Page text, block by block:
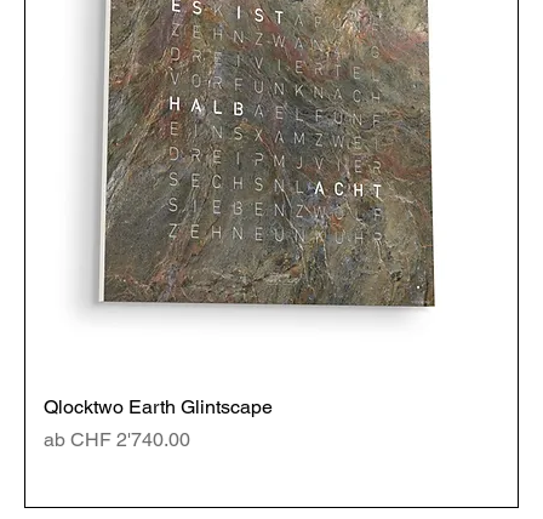
Qlocktwo Earth Glintscape
ab CHF 2'740.00
Sale-Preis